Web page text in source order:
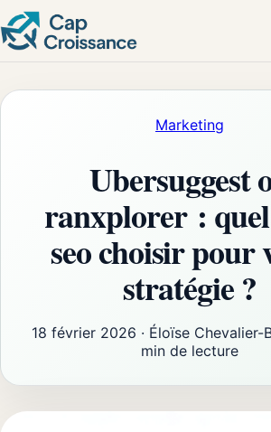
Marketing
Ubersuggest
ranxplorer :
seo choisir pour
stratégie ?
18 février 2026 · Éloïse Chevalier-
min de lecture